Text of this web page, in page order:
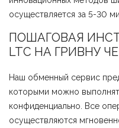
осуществляется за 5-30
ПОШАГОВАЯ
LTC НА ГРИВНУ
Наш обменный сервис
которыми можно
конфиденциально. Все
осуществляются